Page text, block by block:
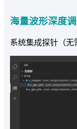
海量波形深度
系统集成探针（